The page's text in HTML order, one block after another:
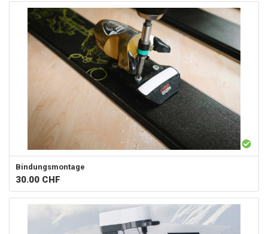
Bindungsmontage
30.00 CHF